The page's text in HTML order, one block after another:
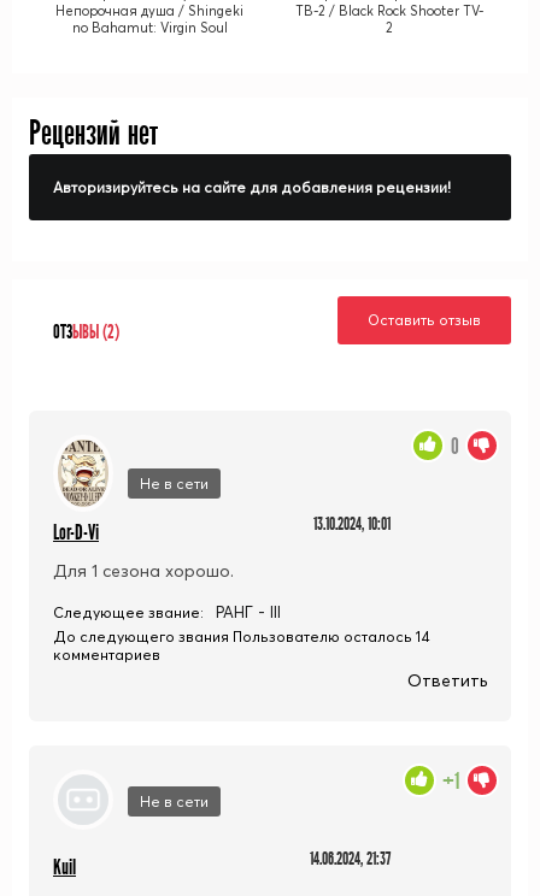
Непорочная душа / Shingeki
no Bahamut: Virgin Soul
ТВ-2 / Black Rock Shooter TV-
2
Рецензий нет
Авторизируйтесь на сайте для добавления рецензии!
ОТЗЫВЫ (2)
Оставить отзыв
Не в сети
Lor-D-Vi 13.10.2024, 10:01
Для 1 сезона хорошо.
0
Следующее звание: РАНГ - III
До следующего звания Пользователю осталось 14
комментариев
Ответить
Не в сети
Kuil 14.06.2024, 21:37
+1